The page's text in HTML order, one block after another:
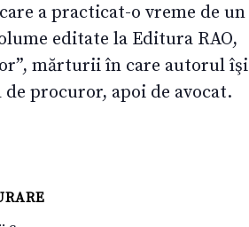
a practicat-o vreme de un
editate la Editura RAO,
mărturii în care autorul îşi
procuror, apoi de avocat.